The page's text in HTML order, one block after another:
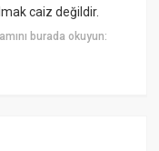
caiz değildir.
burada okuyun: